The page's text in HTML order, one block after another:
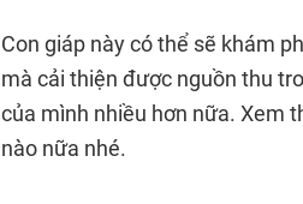
Con giáp này có thể sẽ khám
mà cải thiện được nguồn thu
của mình nhiều hơn nữa. Xem
nào nữa nhé.